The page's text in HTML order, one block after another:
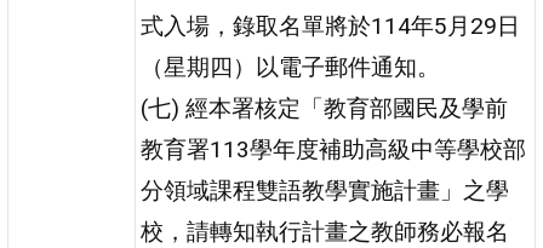
式入場，錄取名單將於114年5月29日
（星期四）以電子郵件通知。
(七) 經本署核定「教育部國民及學前
教育署113學年度補助高級中等學校部
分領域課程雙語教學實施計畫」之學
校，請轉知執行計畫之教師務必報名